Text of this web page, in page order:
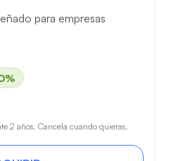
para empresas
2 años. Cancela cuando quieras.